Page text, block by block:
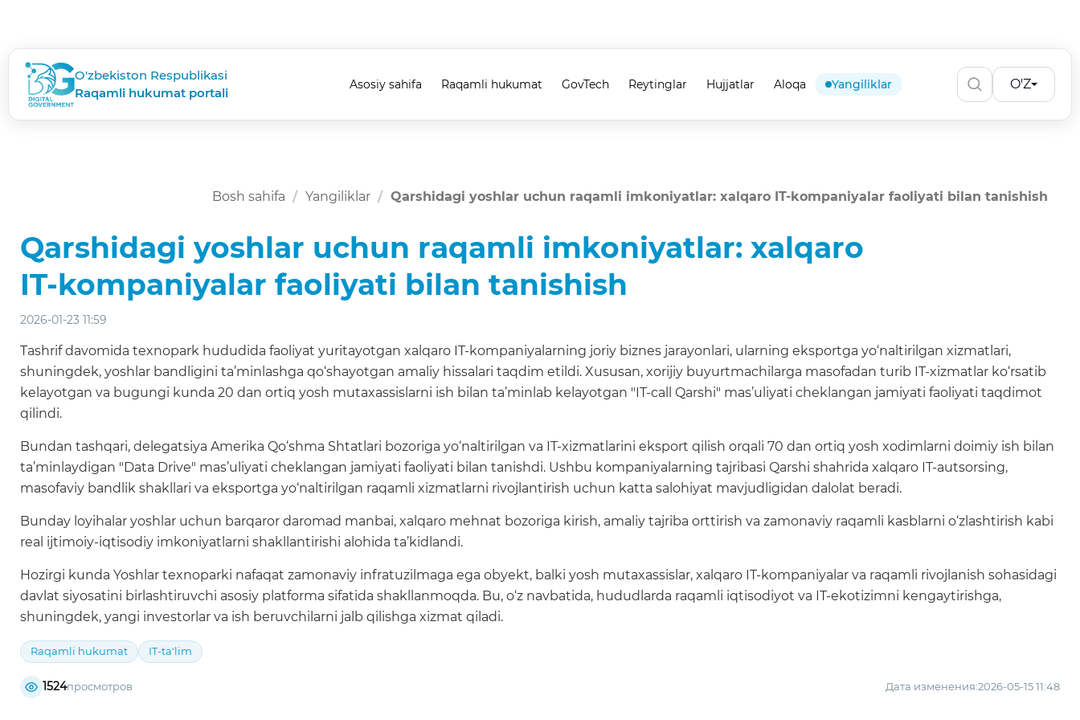
O'zbekiston Respublikasi
Raqamli hukumat portali
Asosiy sahifa Raqamli hukumat GovTech Reytinglar Hujjatlar Aloqa Yangiliklar O'Z
Bosh sahifa Yangiliklar Qarshidagi yoshlar uchun raqamli imkoniyatlar: xalqaro IT-kompaniyalar faoliyati bilan tanishish
Qarshidagi yoshlar uchun raqamli imkoniyatlar: xalqaro
IT-kompaniyalar faoliyati bilan tanishish
2026-01-23 11:59
Tashrif davomida texnopark hududida faoliyat yuritayotgan xalqaro IT-kompaniyalarning joriy biznes jarayonlari, ularning eksportga yo‘naltirilgan xizmatlari,
shuningdek, yoshlar bandligini ta’minlashga qo‘shayotgan amaliy hissalari taqdim etildi. Xususan, xorijiy buyurtmachilarga masofadan turib IT-xizmatlar ko‘rsatib
kelayotgan va bugungi kunda 20 dan ortiq yosh mutaxassislarni ish bilan ta’minlab kelayotgan "IT-call Qarshi" mas’uliyati cheklangan jamiyati faoliyati taqdimot
qilindi.
Bundan tashqari, delegatsiya Amerika Qo‘shma Shtatlari bozoriga yo‘naltirilgan va IT-xizmatlarini eksport qilish orqali 70 dan ortiq yosh xodimlarni doimiy ish bilan
ta’minlaydigan "Data Drive" mas’uliyati cheklangan jamiyati faoliyati bilan tanishdi. Ushbu kompaniyalarning tajribasi Qarshi shahrida xalqaro IT-autsorsing,
masofaviy bandlik shakllari va eksportga yo‘naltirilgan raqamli xizmatlarni rivojlantirish uchun katta salohiyat mavjudligidan dalolat beradi.
Bunday loyihalar yoshlar uchun barqaror daromad manbai, xalqaro mehnat bozoriga kirish, amaliy tajriba orttirish va zamonaviy raqamli kasblarni o‘zlashtirish kabi
real ijtimoiy-iqtisodiy imkoniyatlarni shakllantirishi alohida ta’kidlandi.
Hozirgi kunda Yoshlar texnoparki nafaqat zamonaviy infratuzilmaga ega obyekt, balki yosh mutaxassislar, xalqaro IT-kompaniyalar va raqamli rivojlanish sohasidagi
davlat siyosatini birlashtiruvchi asosiy platforma sifatida shakllanmoqda. Bu, o‘z navbatida, hududlarda raqamli iqtisodiyot va IT-ekotizimni kengaytirishga,
shuningdek, yangi investorlar va ish beruvchilarni jalb qilishga xizmat qiladi.
Raqamli hukumat IT-ta'lim
1524просмотров Дата изменения:2026-05-15 11:48